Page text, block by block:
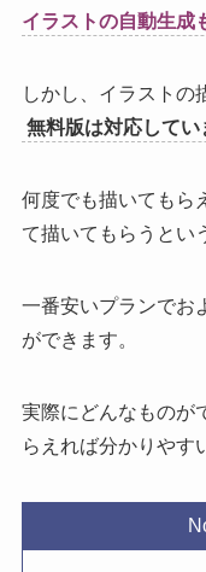
イラストの自動生成
しかし、イラストの
無料版は対応してい
何度でも描いてもら
て描いてもらうとい
一番安いプランでお
ができます。
実際にどんなものが
らえれば分かりやす